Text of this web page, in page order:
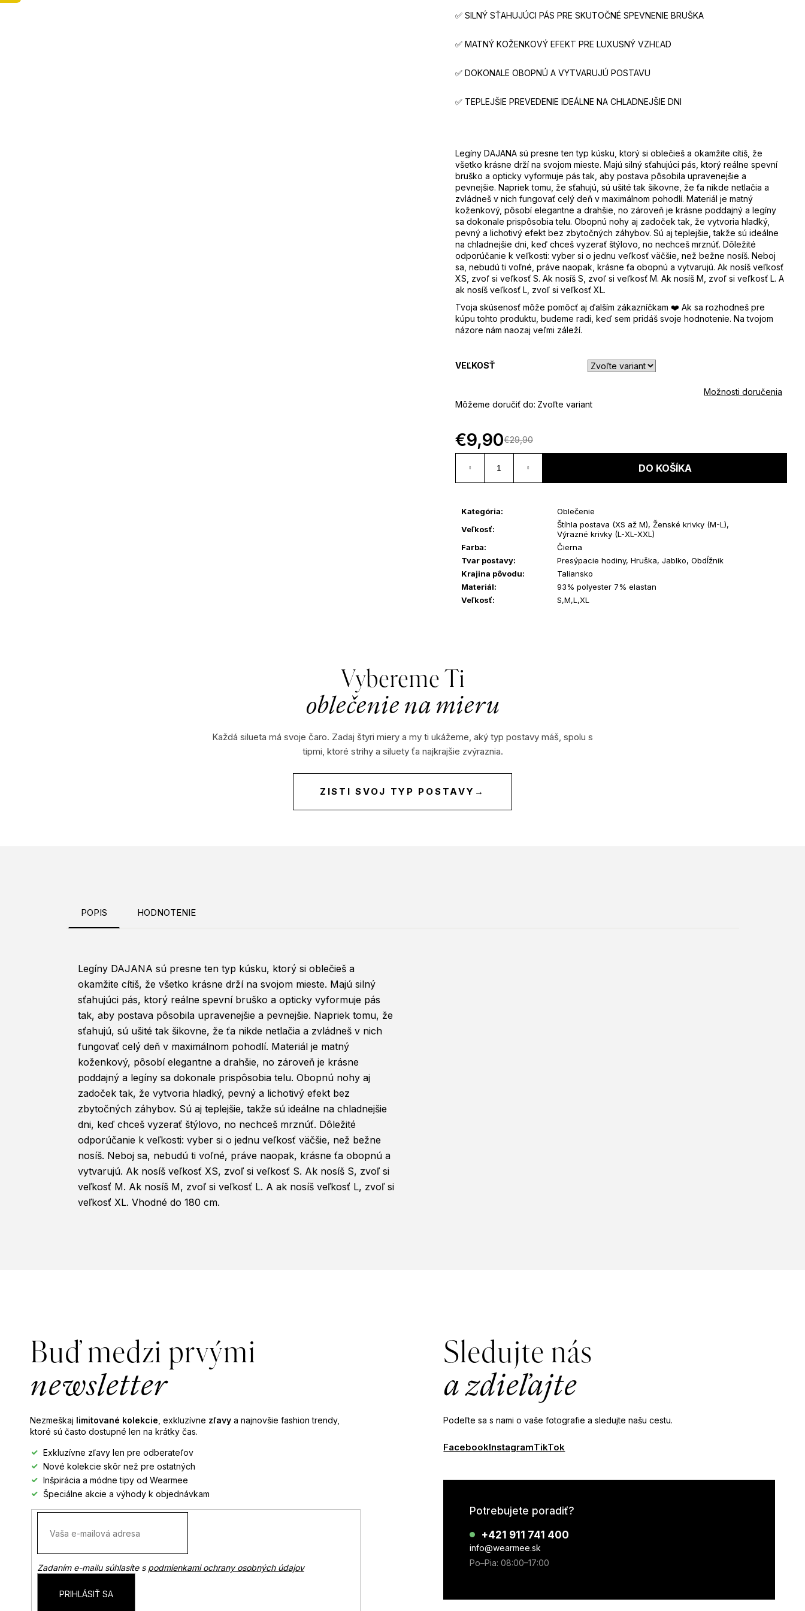
✅ SILNÝ SŤAHUJÚCI PÁS PRE SKUTOČNÉ SPEVNENIE BRUŠKA
✅ MATNÝ KOŽENKOVÝ EFEKT PRE LUXUSNÝ VZHĽAD
✅ DOKONALE OBOPNÚ A VYTVARUJÚ POSTAVU
✅ TEPLEJŠIE PREVEDENIE IDEÁLNE NA CHLADNEJŠIE DNI
Legíny DAJANA sú presne ten typ kúsku, ktorý si oblečieš a okamžite cítiš, že
všetko krásne drží na svojom mieste. Majú silný sťahujúci pás, ktorý reálne spevní
bruško a opticky vyformuje pás tak, aby postava pôsobila upravenejšie a
pevnejšie. Napriek tomu, že sťahujú, sú ušité tak šikovne, že ťa nikde netlačia a
zvládneš v nich fungovať celý deň v maximálnom pohodlí. Materiál je matný
koženkový, pôsobí elegantne a drahšie, no zároveň je krásne poddajný a legíny
sa dokonale prispôsobia telu. Obopnú nohy aj zadoček tak, že vytvoria hladký,
pevný a lichotivý efekt bez zbytočných záhybov. Sú aj teplejšie, takže sú ideálne
na chladnejšie dni, keď chceš vyzerať štýlovo, no nechceš mrznúť. Dôležité
odporúčanie k veľkosti: vyber si o jednu veľkosť väčšie, než bežne nosíš. Neboj
sa, nebudú ti voľné, práve naopak, krásne ťa obopnú a vytvarujú. Ak nosíš veľkosť
XS, zvoľ si veľkosť S. Ak nosíš S, zvoľ si veľkosť M. Ak nosíš M, zvoľ si veľkosť L. A
ak nosíš veľkosť L, zvoľ si veľkosť XL.
Tvoja skúsenosť môže pomôcť aj ďalším zákazníčkam ❤️ Ak sa rozhodneš pre
kúpu tohto produktu, budeme radi, keď sem pridáš svoje hodnotenie. Na tvojom
názore nám naozaj veľmi záleží.
VEĽKOSŤ
Môžeme doručiť do: Zvoľte variant
Možnosti doručenia
€29,90
€9,90
cena:
DO KOŠÍKA
Kategória:
Oblečenie
Veľkosť: Štíhla postava (XS až M), Ženské krivky (M-L),
Výrazné krivky (L-XL-XXL)
Farba:
Čierna
Tvar postavy:
Presýpacie hodiny, Hruška, Jablko, Obdĺžnik
Krajina pôvodu:
Taliansko
Materiál:
93% polyester 7% elastan
Veľkosť: S,M,L,XL
Vybereme Ti
oblečenie na mieru
Každá silueta má svoje čaro. Zadaj štyri miery a my ti ukážeme, aký typ postavy máš, spolu s
tipmi, ktoré strihy a siluety ťa najkrajšie zvýraznia.
ZISTI SVOJ TYP POSTAVY →
POPIS HODNOTENIE
Legíny DAJANA sú presne ten typ kúsku, ktorý si oblečieš a
okamžite cítiš, že všetko krásne drží na svojom mieste. Majú silný
sťahujúci pás, ktorý reálne spevní bruško a opticky vyformuje pás
tak, aby postava pôsobila upravenejšie a pevnejšie. Napriek tomu, že
sťahujú, sú ušité tak šikovne, že ťa nikde netlačia a zvládneš v nich
fungovať celý deň v maximálnom pohodlí. Materiál je matný
koženkový, pôsobí elegantne a drahšie, no zároveň je krásne
poddajný a legíny sa dokonale prispôsobia telu. Obopnú nohy aj
zadoček tak, že vytvoria hladký, pevný a lichotivý efekt bez
zbytočných záhybov. Sú aj teplejšie, takže sú ideálne na chladnejšie
dni, keď chceš vyzerať štýlovo, no nechceš mrznúť. Dôležité
odporúčanie k veľkosti: vyber si o jednu veľkosť väčšie, než bežne
nosíš. Neboj sa, nebudú ti voľné, práve naopak, krásne ťa obopnú a
vytvarujú. Ak nosíš veľkosť XS, zvoľ si veľkosť S. Ak nosíš S, zvoľ si
veľkosť M. Ak nosíš M, zvoľ si veľkosť L. A ak nosíš veľkosť L, zvoľ si
veľkosť XL. Vhodné do 180 cm.
Buď medzi prvými
newsletter
Nezmeškaj limitované kolekcie , exkluzívne zľavy a najnovšie fashion trendy,
ktoré sú často dostupné len na krátky čas.
Exkluzívne zľavy len pre odberateľov
Nové kolekcie skôr než pre ostatných
Inšpirácia a módne tipy od Wearmee
Špeciálne akcie a výhody k objednávkam
Zadaním e-mailu súhlasíte s podmienkami ochrany osobných údajov
PRIHLÁSIŤ SA
Sledujte nás
a zdieľajte
Podeľte sa s nami o vaše fotografie a sledujte našu cestu.
FacebookInstagramTikTok
Potrebujete poradiť?
+421 911 741 400
info@wearmee.sk
Po–Pia: 08:00–17:00